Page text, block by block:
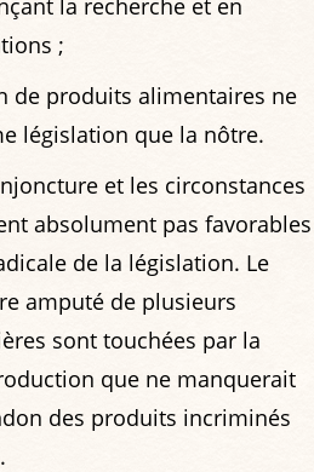
;
de produits alimentaires ne
législation que la nôtre.
et les circonstances
absolument pas favorables
de la législation. Le
amputé de plusieurs
sont touchées par la
que ne manquerait
des produits incriminés